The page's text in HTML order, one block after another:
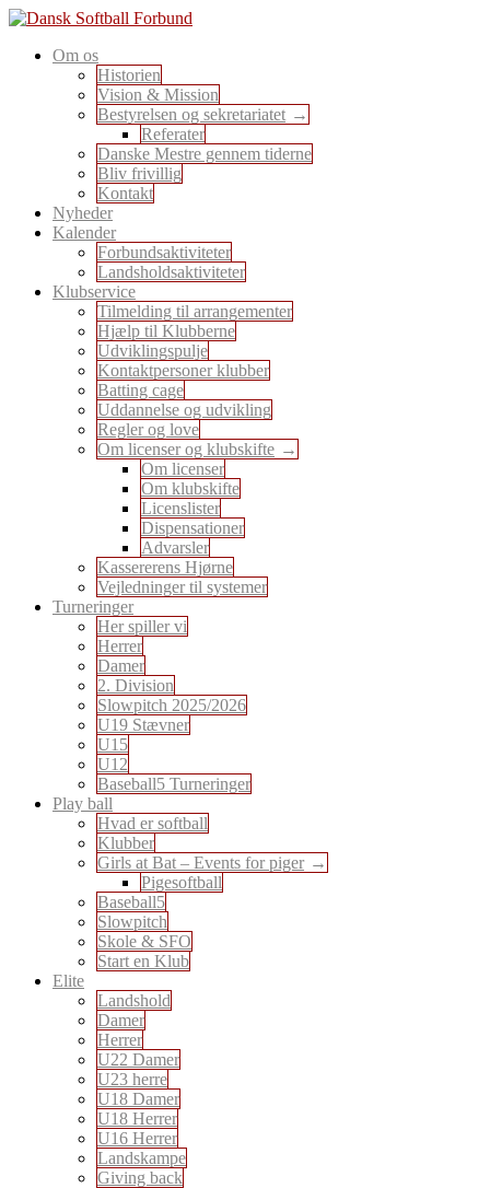
Skip
content
Dansk Softball Forbund
En sport for alle
Om os
Historien
Vision & Mission
Bestyrelsen og sekretariatet
Referater
Danske Mestre gennem tiderne
Bliv frivillig
Kontakt
Nyheder
Kalender
Forbundsaktiviteter
Landsholdsaktiviteter
Klubservice
Tilmelding til arrangementer
Hjælp til Klubberne
Udviklingspulje
Kontaktpersoner klubber
Batting cage
Uddannelse og udvikling
Regler og love
Om licenser og klubskifte
Om licenser
Om klubskifte
Licenslister
Dispensationer
Advarsler
Kassererens Hjørne
Vejledninger til systemer
Turneringer
Her spiller vi
Herrer
Damer
2. Division
Slowpitch 2025/2026
U19 Stævner
U15
U12
Baseball5 Turneringer
Play ball
Hvad er softball
Klubber
Girls at Bat – Events for piger
Pigesoftball
Baseball5
Slowpitch
Skole & SFO
Start en Klub
Elite
Landshold
Damer
Herrer
U22 Damer
U23 herre
U18 Damer
U18 Herrer
U16 Herrer
Landskampe
Giving back